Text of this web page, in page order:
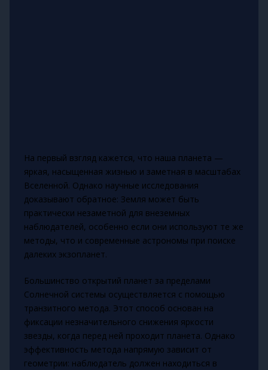
На первый взгляд кажется, что наша планета —
яркая, насыщенная жизнью и заметная в масштабах
Вселенной. Однако научные исследования
доказывают обратное: Земля может быть
практически незаметной для внеземных
наблюдателей, особенно если они используют те же
методы, что и современные астрономы при поиске
далеких экзопланет.
Большинство открытий планет за пределами
Солнечной системы осуществляется с помощью
транзитного метода. Этот способ основан на
фиксации незначительного снижения яркости
звезды, когда перед ней проходит планета. Однако
эффективность метода напрямую зависит от
геометрии: наблюдатель должен находиться в